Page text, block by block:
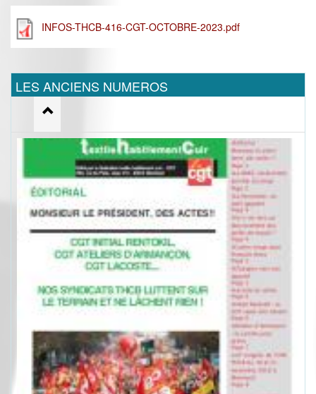
INFOS-THCB-416-CGT-OCTOBRE-2023.pdf
LES ANCIENS NUMEROS